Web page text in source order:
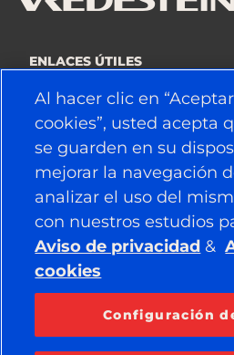
ENLACES ÚTILES
NEUMÁTICOS
POLÍTICA
EMPRESA
PUEDE ENCONTRARNOS EN
Facebook
Instagram
Al hacer clic en
cookies”, usted acepta
se guarden en su
mejorar la navegación
analizar el uso del
con nuestros estudios
Aviso de privacidad &
cookies
Configuración